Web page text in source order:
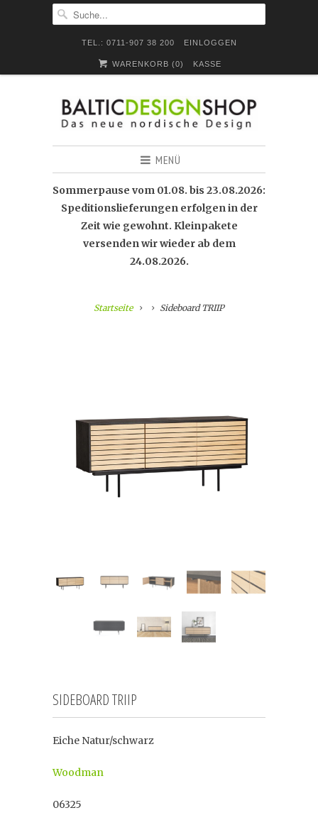
TEL.: 0711-907 38 200 EINLOGGEN
WARENKORB (0) KASSE
MENÜ
Sommerpause vom 01.08. bis 23.08.2026:
Speditionslieferungen erfolgen in der
Zeit wie gewohnt. Kleinpakete
versenden wir wieder ab dem
24.08.2026.
Startseite Sideboard TRIIP
SIDEBOARD TRIIP
Eiche Natur/schwarz
Woodman
06325